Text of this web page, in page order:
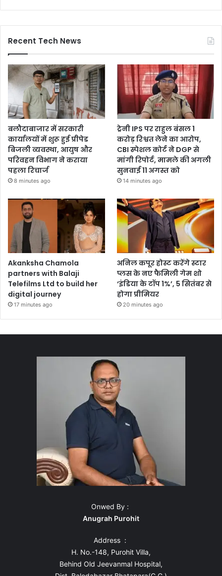
Recent Tech News
बलौदाबाजार में सरकारी
कार्यालयों में शुरू हुई प्रीपेड
बिजली व्यवस्था, आयुष और
परिवहन विभाग ने कराया
पहला रिचार्ज
8 minutes ago
ट्रेनी IPS पर राहुल बंसल 1
करोड़ रिश्वत लेने का आरोप,
CBI स्पेशल कोर्ट ने DGP से
मांगी रिपोर्ट, मामले की अगली
सुनवाई 11 अगस्त को
14 minutes ago
Akanksha Chamola
partners with Balaji
Telefilms Ltd to build her
digital journey
17 minutes ago
अनिल कपूर होस्ट करेंगे स्टार
प्लस के नए फैमिली गेम शो
‘इंडिया के टॉप 1%’, 5 सितंबर से
होगा प्रीमियर
20 minutes ago
Onwed By :
Anugrah Purohit
Address :
H. No.-148, Purohit Villa,
Behind Old Jeevanmal Hospital,